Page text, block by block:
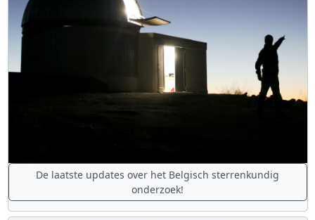
De laatste updates over het Belgisch sterrenkundig
onderzoek!